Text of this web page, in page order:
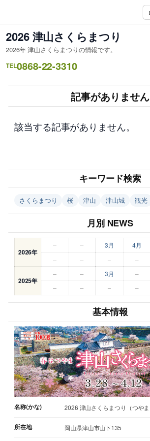
を
ス
キ
ッ
2026 津山さくらまつり
2026年 津山さくらまつりの情報です。
TEL0868-22-3310
記事がありません
該当する記事がありません。
キーワード検索
さくらまつり 桜 津山 津山城 観光
月別 NEWS
2026年
– – 3月 4月
–
– – –
2025年
– – 3月 –
–
– – –
基本情報
名称(かな) 2026 津山さくらまつり（つやま
所在地 岡山県津山市山下135